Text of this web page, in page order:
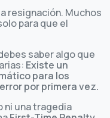
resignación. Muchos
para que el
saber algo que
Existe un
para los
por primera vez.
ni una tragedia